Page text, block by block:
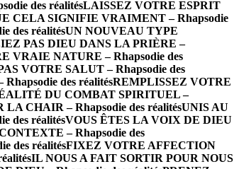
des réalitésLAISSEZ VOTRE ESPRIT
CELA SIGNIFIE VRAIMENT – Rhapsodie
des réalitésUN NOUVEAU TYPE
PAS DIEU DANS LA PRIÈRE –
VRAIE NATURE – Rhapsodie des
VOTRE SALUT – Rhapsodie des
des réalitésREMPLISSEZ VOTRE
DU COMBAT SPIRITUEL –
CHAIR – Rhapsodie des réalitésUNIS AU
des réalitésVOUS ÊTES LA VOIX DE DIEU
– Rhapsodie des
des réalitésFIXEZ VOTRE AFFECTION
IL NOUS A FAIT SORTIR POUR NOUS